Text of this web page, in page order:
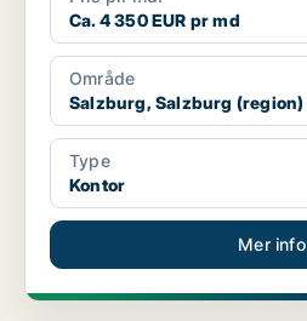
Ca. 4 350 EUR pr md
Område
Salzburg, Salzburg (region)
Type
Kontor
Mer info